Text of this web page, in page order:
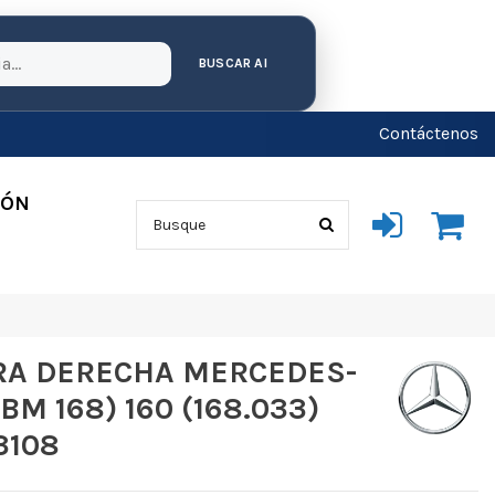
BUSCAR AI
Contáctenos
DERECHA MERCEDES-
168) 160 (168.033)